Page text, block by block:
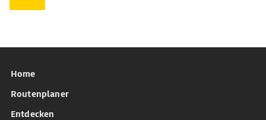
Home
Routenplaner
Entdecken